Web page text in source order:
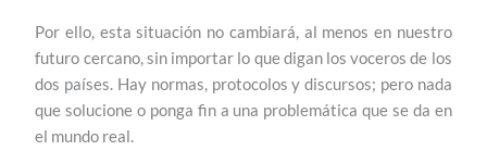
Por ello, esta situación no cambiará, al menos en nuestro
futuro cercano, sin importar lo que digan los voceros de los
dos países. Hay normas, protocolos y discursos; pero nada
que solucione o ponga fin a una problemática que se da en
el mundo real.